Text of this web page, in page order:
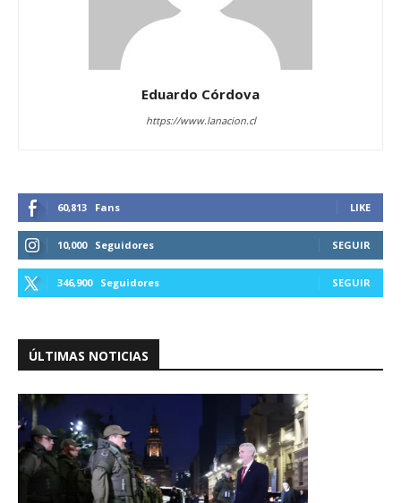
Eduardo Córdova
https://www.lanacion.cl
60,813 Fans LIKE
10,000 Seguidores SEGUIR
346,900 Seguidores SEGUIR
ÚLTIMAS NOTICIAS